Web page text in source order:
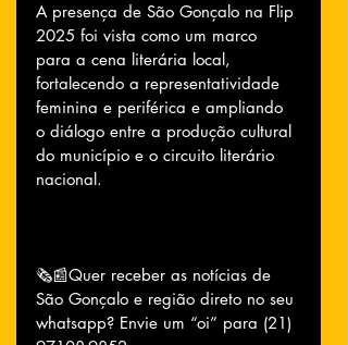
A presença de São Gonçalo na Flip
2025 foi vista como um marco
para a cena literária local,
fortalecendo a representatividade
feminina e periférica e ampliando
o diálogo entre a produção cultural
do município e o circuito literário
nacional.
🗞📰Quer receber as notícias de
São Gonçalo e região direto no seu
whatsapp? Envie um “oi” para (21)